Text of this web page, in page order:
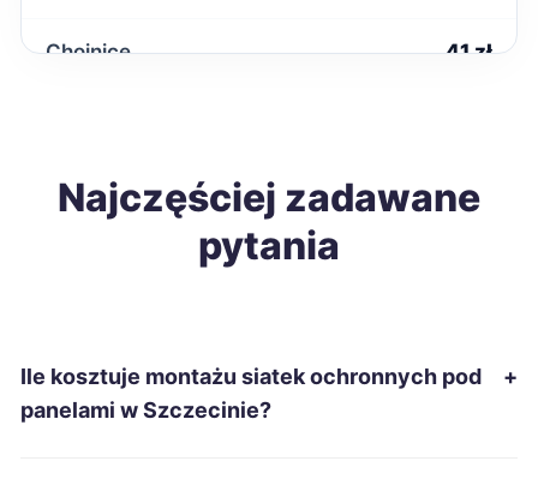
Chojnice 41 zł
Nysa 41 zł
Piła 41 zł
Najczęściej zadawane
pytania
Ile kosztuje montażu siatek ochronnych pod
panelami w Szczecinie?
+